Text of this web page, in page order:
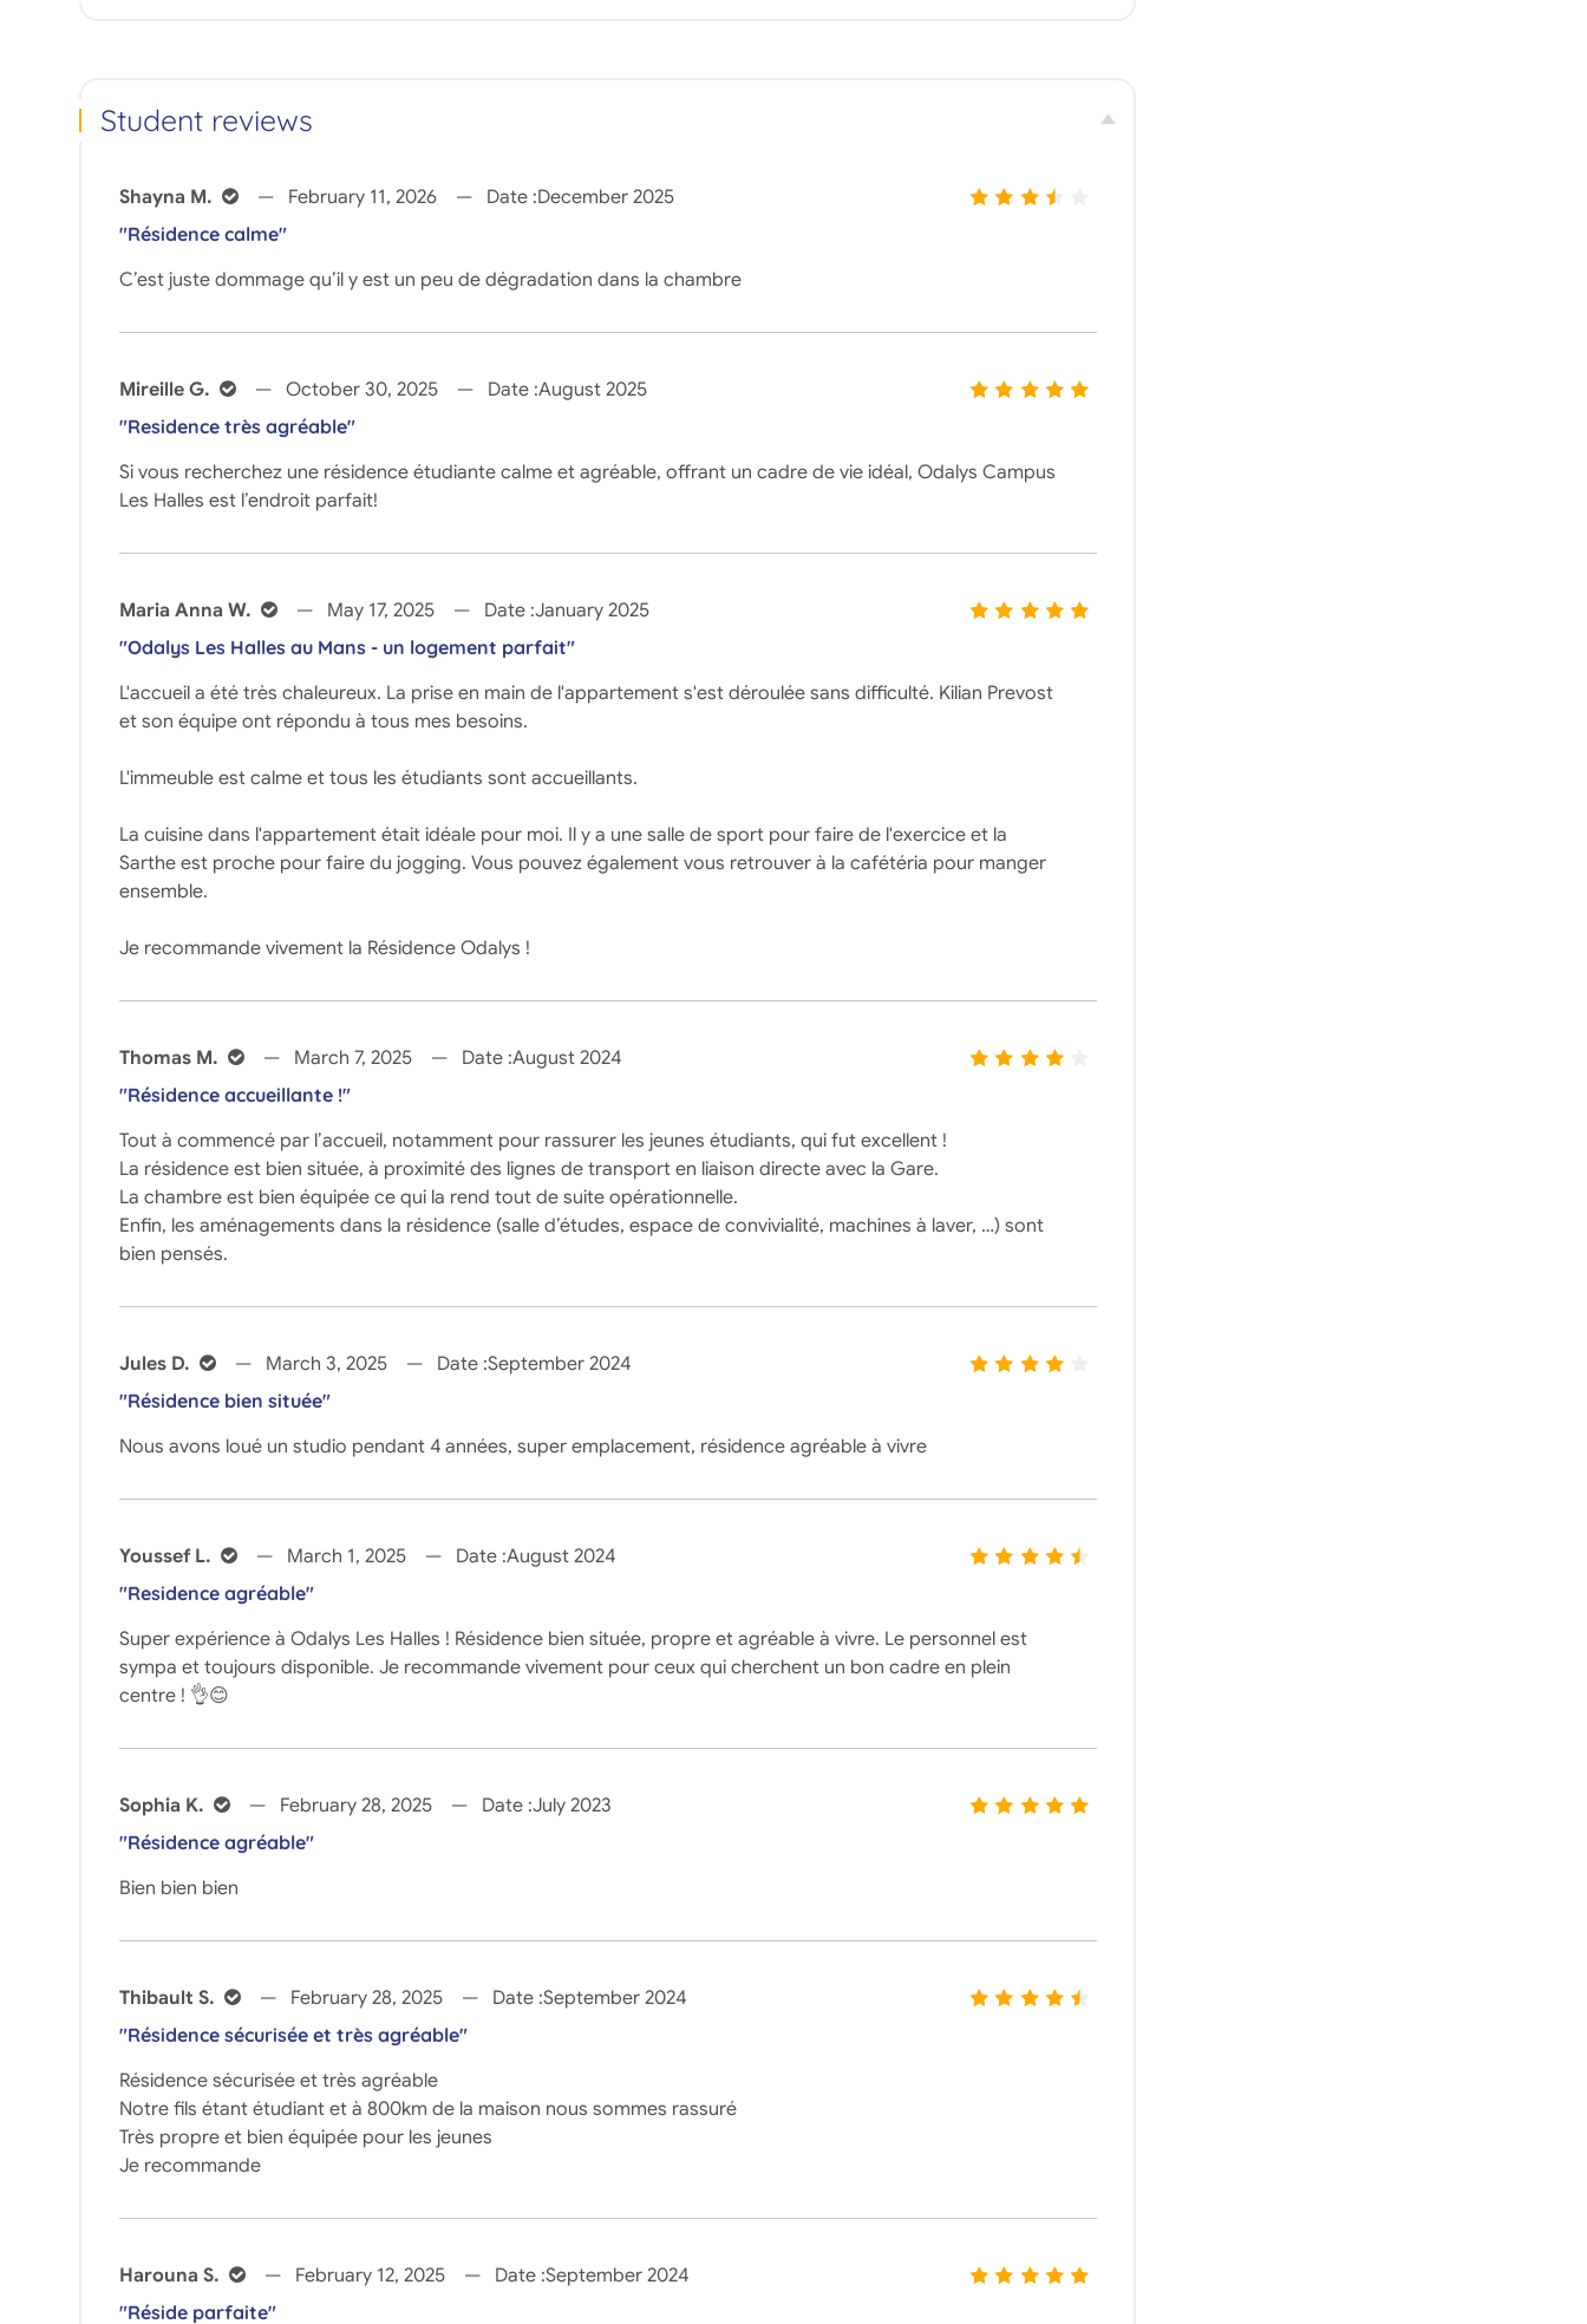
Student reviews
Shayna M. February 11, 2026 Date :December 2025
"Résidence calme"
C’est juste dommage qu’il y est un peu de dégradation dans la chambre
Mireille G. October 30, 2025 Date :August 2025
"Residence très agréable"
Si vous recherchez une résidence étudiante calme et agréable, offrant un cadre de vie idéal, Odalys Campus
Les Halles est l’endroit parfait!
Maria Anna W. May 17, 2025 Date :January 2025
"Odalys Les Halles au Mans - un logement parfait"
L'accueil a été très chaleureux. La prise en main de l'appartement s'est déroulée sans difficulté. Kilian Prevost
et son équipe ont répondu à tous mes besoins.
L'immeuble est calme et tous les étudiants sont accueillants.
La cuisine dans l'appartement était idéale pour moi. Il y a une salle de sport pour faire de l'exercice et la
Sarthe est proche pour faire du jogging. Vous pouvez également vous retrouver à la cafétéria pour manger
ensemble.
Je recommande vivement la Résidence Odalys !
Thomas M. March 7, 2025 Date :August 2024
"Résidence accueillante !"
Tout à commencé par l’accueil, notamment pour rassurer les jeunes étudiants, qui fut excellent !
La résidence est bien située, à proximité des lignes de transport en liaison directe avec la Gare.
La chambre est bien équipée ce qui la rend tout de suite opérationnelle.
Enfin, les aménagements dans la résidence (salle d’études, espace de convivialité, machines à laver, …) sont
bien pensés.
Jules D. March 3, 2025 Date :September 2024
"Résidence bien située"
Nous avons loué un studio pendant 4 années, super emplacement, résidence agréable à vivre
Youssef L. March 1, 2025 Date :August 2024
"Residence agréable"
Super expérience à Odalys Les Halles ! Résidence bien située, propre et agréable à vivre. Le personnel est
sympa et toujours disponible. Je recommande vivement pour ceux qui cherchent un bon cadre en plein
centre ! 👌😊
Sophia K. February 28, 2025 Date :July 2023
"Résidence agréable"
Bien bien bien
Thibault S. February 28, 2025 Date :September 2024
"Résidence sécurisée et très agréable"
Résidence sécurisée et très agréable
Notre fils étant étudiant et à 800km de la maison nous sommes rassuré
Très propre et bien équipée pour les jeunes
Je recommande
Harouna S. February 12, 2025 Date :September 2024
"Réside parfaite"